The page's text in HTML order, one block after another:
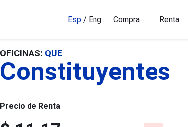
Esp / Eng Compra Renta
OFICINAS: QUE
Constituyentes
Precio de Renta